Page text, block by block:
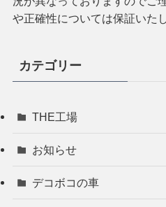
や正確性については保証いた
カテゴリー
THE工場
お知らせ
デコボコの車